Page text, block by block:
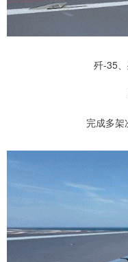
歼-35
完成多架